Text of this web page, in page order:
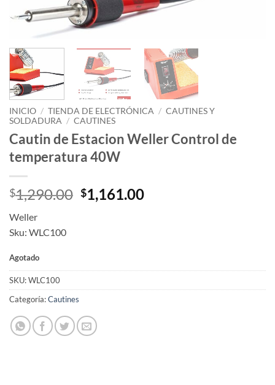
INICIO / TIENDA DE ELECTRÓNICA / CAUTINES Y
SOLDADURA / CAUTINES
Cautin de Estacion Weller Control de
temperatura 40W
$1,290.00 Original
price
$1,161.00Current
Weller
Sku: WLC100
Agotado
SKU:WLC100
Categoría:Cautines